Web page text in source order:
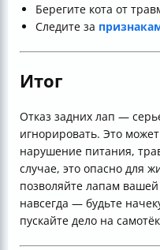
Берегите кота от
Следите за
Итог
Отказ задних лап —
игнорировать. Это
нарушение питания,
случае, это опасно для
позволяйте лапам
навсегда — будьте
пускайте дело на